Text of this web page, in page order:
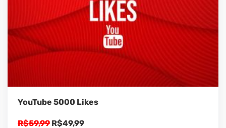
YouTube 5000 Likes
R$59,99 O
R$49,99O